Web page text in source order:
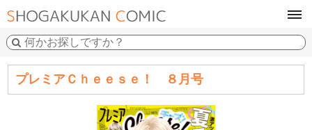
プレミアＣｈｅｅｓｅ！ ８月号